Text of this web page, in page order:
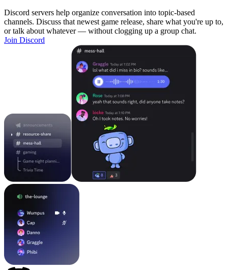
Discord servers help organize conversation into topic-based
channels. Discuss that newest game release, share what you're up to,
or talk about whatever — without clogging up a group chat.
Join Discord